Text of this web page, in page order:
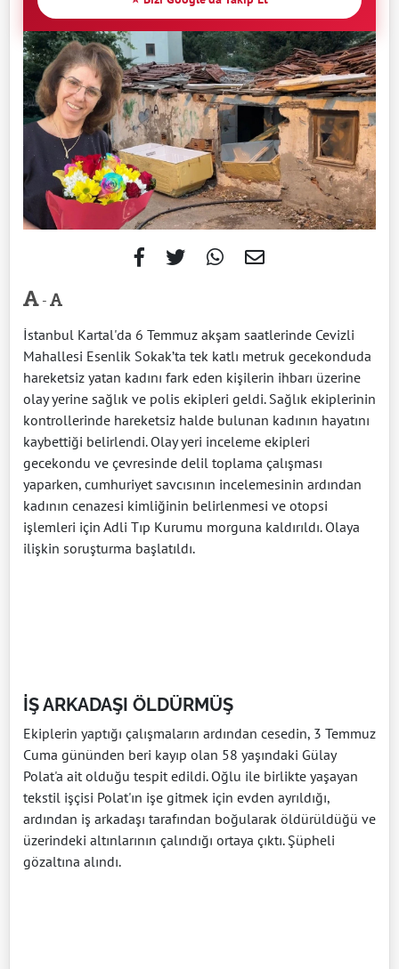
-
İstanbul Kartal'da 6 Temmuz akşam saatlerinde Cevizli
Mahallesi Esenlik Sokak’ta tek katlı metruk gecekonduda
hareketsiz yatan kadını fark eden kişilerin ihbarı üzerine
olay yerine sağlık ve polis ekipleri geldi. Sağlık ekiplerinin
kontrollerinde hareketsiz halde bulunan kadının hayatını
kaybettiği belirlendi. Olay yeri inceleme ekipleri
gecekondu ve çevresinde delil toplama çalışması
yaparken, cumhuriyet savcısının incelemesinin ardından
kadının cenazesi kimliğinin belirlenmesi ve otopsi
işlemleri için Adli Tıp Kurumu morguna kaldırıldı. Olaya
ilişkin soruşturma başlatıldı.
İŞ ARKADAŞI ÖLDÜRMÜŞ
Ekiplerin yaptığı çalışmaların ardından cesedin, 3 Temmuz
Cuma gününden beri kayıp olan 58 yaşındaki Gülay
Polat'a ait olduğu tespit edildi. Oğlu ile birlikte yaşayan
tekstil işçisi Polat'ın işe gitmek için evden ayrıldığı,
ardından iş arkadaşı tarafından boğularak öldürüldüğü ve
üzerindeki altınlarının çalındığı ortaya çıktı. Şüpheli
gözaltına alındı.